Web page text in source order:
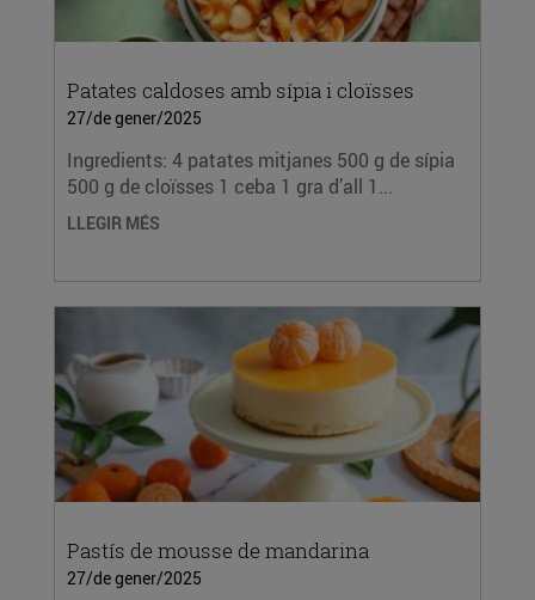
Patates caldoses amb sípia i cloïsses
27/de gener/2025
Ingredients: 4 patates mitjanes 500 g de sípia
500 g de cloïsses 1 ceba 1 gra d’all 1...
LLEGIR MÉS
Pastís de mousse de mandarina
27/de gener/2025